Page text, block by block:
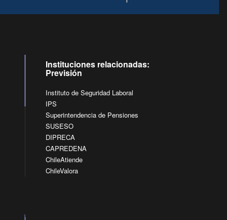
Instituciones relacionadas:
Previsión
Instituto de Seguridad Laboral
IPS
Superintendencia de Pensiones
SUSESO
DIPRECA
CAPREDENA
ChileAtiende
ChileValora